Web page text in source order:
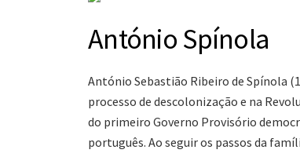
António Spínola
António Sebastião Ribeiro de Spínola
processo de descolonização e na
do primeiro Governo Provisório
português. Ao seguir os passos da